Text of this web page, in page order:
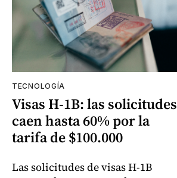
TECNOLOGÍA
Visas H-1B: las solicitudes
caen hasta 60% por la
tarifa de $100.000
Las solicitudes de visas H-1B